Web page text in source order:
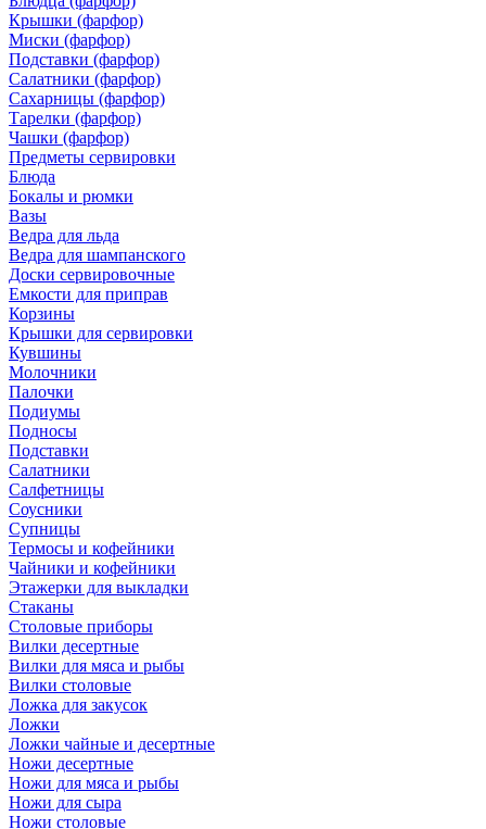
Крышки (фарфор)
Миски (фарфор)
Подставки (фарфор)
Салатники (фарфор)
Сахарницы (фарфор)
Тарелки (фарфор)
Чашки (фарфор)
Предметы сервировки
Блюда
Бокалы и рюмки
Вазы
Ведра для льда
Ведра для шампанского
Доски сервировочные
Емкости для приправ
Корзины
Крышки для сервировки
Кувшины
Молочники
Палочки
Подиумы
Подносы
Подставки
Салатники
Салфетницы
Соусники
Супницы
Термосы и кофейники
Чайники и кофейники
Этажерки для выкладки
Стаканы
Столовые приборы
Вилки десертные
Вилки для мяса и рыбы
Вилки столовые
Ложка для закусок
Ложки
Ложки чайные и десертные
Ножи десертные
Ножи для мяса и рыбы
Ножи для сыра
Ножи столовые